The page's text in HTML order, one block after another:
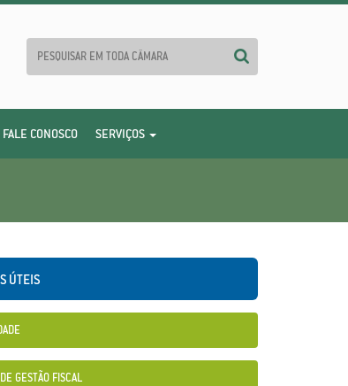
FALE CONOSCO SERVIÇOS
ÚTEIS
GESTÃO FISCAL